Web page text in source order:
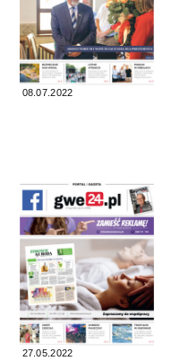
08.07.2022
27.05.2022